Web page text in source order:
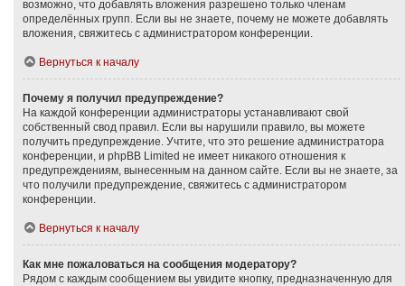
возможно, что добавлять вложения разрешено только членам
определённых групп. Если вы не знаете, почему не можете добавлять
вложения, свяжитесь с администратором конференции.
Вернуться к началу
Почему я получил предупреждение?
На каждой конференции администраторы устанавливают свой
собственный свод правил. Если вы нарушили правило, вы можете
получить предупреждение. Учтите, что это решение администратора
конференции, и phpBB Limited не имеет никакого отношения к
предупреждениям, вынесенным на данном сайте. Если вы не знаете, за
что получили предупреждение, свяжитесь с администратором
конференции.
Вернуться к началу
Как мне пожаловаться на сообщения модератору?
Рядом с каждым сообщением вы увидите кнопку, предназначенную для